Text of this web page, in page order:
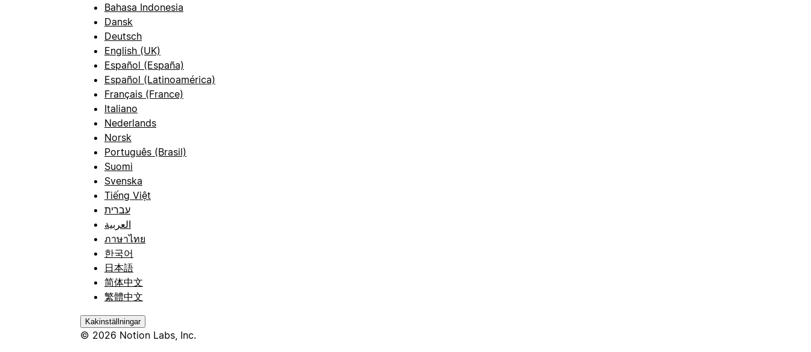
Bahasa Indonesia
Dansk
Deutsch
English (UK)
Español (España)
Español (Latinoamérica)
Français (France)
Italiano
Nederlands
Norsk
Português (Brasil)
Suomi
Svenska
Tiếng Việt
עברית
العربية
ภาษาไทย
한국어
日本語
简体中文
繁體中文
Kakinställningar
© 2026 Notion Labs, Inc.